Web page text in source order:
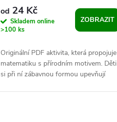
od 24 Kč
Skladem online
>100 ks
ZOBRAZIT
Originální PDF aktivita, která propojuje
matematiku s přírodním motivem. Děti
si při ní zábavnou formou upevňují